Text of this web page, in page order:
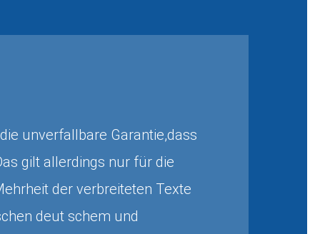
unverfallbare Garantie,dass
gilt allerdings nur für die
der verbreiteten Texte
deut schem und